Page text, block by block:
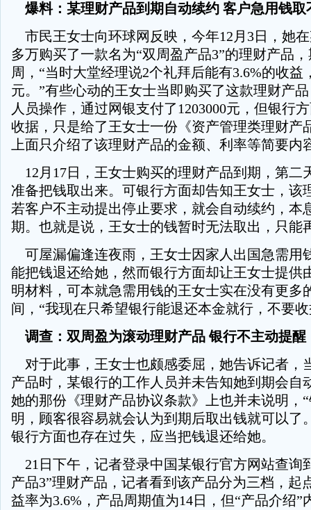
爆料：某理财产品到期自动续约 客户急用钱取
市民王女士向环球网反映，今年12月3日，她
多万购买了一款名为“双周盈产品3”的理财产品
周，“当时大堂经理说2个礼拜后能有3.6%的收益
元。”有些心动的王女士当即购买了这款理财产
人员操作，通过网银支付了1203000元，但银行
收据，只是给了王女士一份《资产管理类理财产
上面只介绍了该理财产品的金额、利率等简要内
12月17日，王女士购买的理财产品到期，第二
准备把钱取出来。可银行方面却告知王女士，该
若客户不主动提出停止要求，就会自动续约，本
期。也就是说，王女士的钱暂时无法取出，只能
可屋漏偏逢连夜雨，王女士因家人出国急需用
能把钱退还给她，然而银行方面却让王女士提供
明材料，可本就急需用钱的王女士实在没有更多
间，“我现在只希望银行能退还本金就行，不要
调查：双周盈为滚动理财产品 银行不主动提醒
对于此事，王女士也颇感委屈，她告诉记者，
产品时，某银行的工作人员并未告知她到期会自
她的那份《理财产品协议条款》上也并未说明，
明，顾客很容易就会认为到期后取出钱就可以了
银行方面也存在过失，应当把钱退还给她。
21日下午，记者登录中国某银行官方网站查询
产品3”理财产品，记者看到该产品分为三档，起
益率为3.6%，产品周期值为14日，但“产品介绍”